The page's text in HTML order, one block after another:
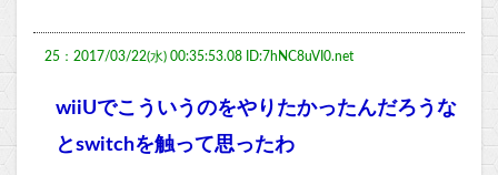
25：2017/03/22(水) 00:35:53.08 ID:7hNC8uVI0.net
wiiUでこういうのをやりたかったんだろうな
とswitchを触って思ったわ